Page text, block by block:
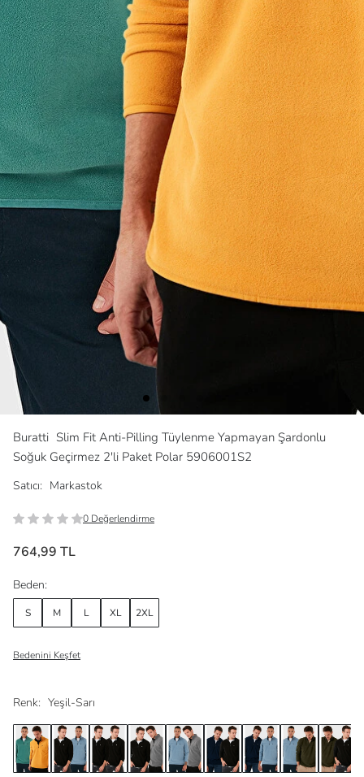
Buratti Slim Fit Anti-Pilling Tüylenme Yapmayan Şardonlu
Soğuk Geçirmez 2'li Paket Polar 5906001S2
Satıcı: Markastok
0 Değerlendirme
764,99 TL
Renk: Yeşil-Sarı
Beden:
S M L XL 2XL
Bedenini Keşfet